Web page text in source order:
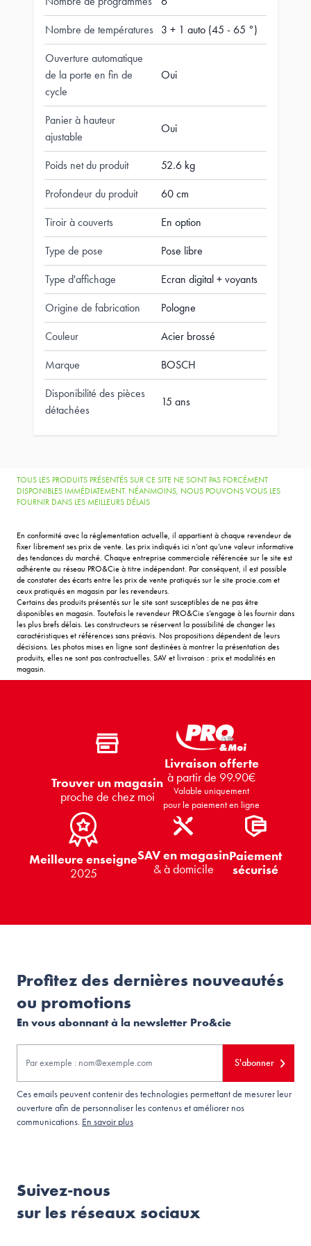
Nombre de températures 3 + 1 auto (45 - 65 °)
Ouverture automatique
de la porte en fin de
cycle
Oui
Panier à hauteur
ajustable
Oui
Poids net du produit 52.6 kg
Profondeur du produit 60 cm
Tiroir à couverts En option
Type de pose Pose libre
Type d'affichage Ecran digital + voyants
Origine de fabrication Pologne
Couleur Acier brossé
Marque BOSCH
Disponibilité des pièces
détachées
15 ans
TOUS LES PRODUITS PRÉSENTÉS SUR CE SITE NE SONT PAS FORCÉMENT
DISPONIBLES IMMÉDIATEMENT. NÉANMOINS, NOUS POUVONS VOUS LES
FOURNIR DANS LES MEILLEURS DÉLAIS
En conformité avec la réglementation actuelle, il appartient à chaque revendeur de
fixer librement ses prix de vente. Les prix indiqués ici n’ont qu’une valeur informative
des tendances du marché. Chaque entreprise commerciale référencée sur le site est
adhérente au réseau PRO&Cie à titre indépendant. Par conséquent, il est possible
de constater des écarts entre les prix de vente pratiqués sur le site procie.com et
ceux pratiqués en magasin par les revendeurs.
Certains des produits présentés sur le site sont susceptibles de ne pas être
disponibles en magasin. Toutefois le revendeur PRO&Cie s’engage à les fournir dans
les plus brefs délais. Les constructeurs se réservent la possibilité de changer les
caractéristiques et références sans préavis. Nos propositions dépendent de leurs
décisions. Les photos mises en ligne sont destinées à montrer la présentation des
produits, elles ne sont pas contractuelles. SAV et livraison : prix et modalités en
magasin.
Trouver un magasin
proche de chez moi
Livraison offerte
à partir de 99.90€
Valable uniquement
pour le paiement en ligne
Meilleure enseigne
2025
SAV en magasin
& à domicile
Paiement
sécurisé
Profitez des dernières nouveautés
ou promotions
En vous abonnant à la newsletter Pro&cie
S'abonner
Ces emails peuvent contenir des technologies permettant de mesurer leur
ouverture afin de personnaliser les contenus et améliorer nos
communications. En savoir plus
Suivez-nous
sur les réseaux sociaux